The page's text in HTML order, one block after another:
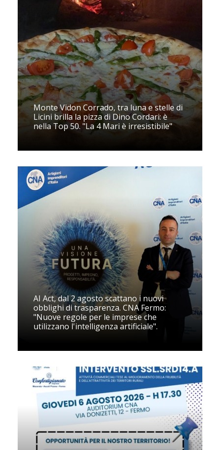
Monte Vidon Corrado, tra luna e stelle di
Licini brilla la pizza di Dino Cordari: è
nella Top 50. "La 4 Mari è irresistibile"
AI Act, dal 2 agosto scattano i nuovi
obblighi di trasparenza. CNA Fermo:
"Nuove regole per le imprese che
utilizzano l'intelligenza artificiale".